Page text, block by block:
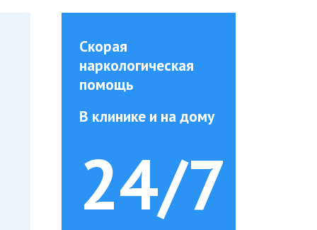
Скорая
наркологическая
помощь
В клинике и на дому
24/7